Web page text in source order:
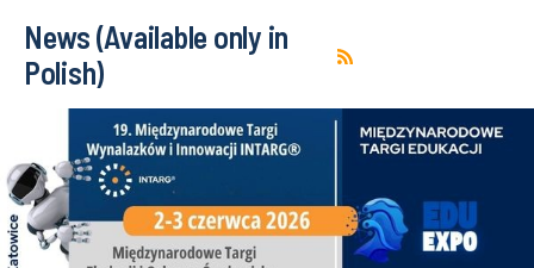
News (Available only in
Polish)